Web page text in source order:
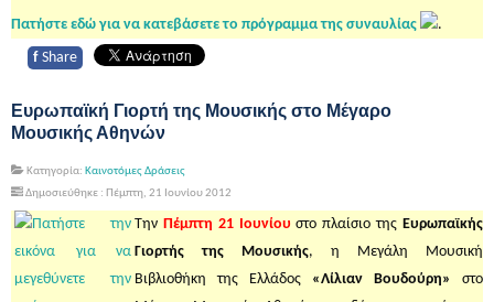
Πατήστε εδώ για να κατεβάσετε το πρόγραμμα της συναυλίας
.
f Share
Ευρωπαϊκή Γιορτή της Μουσικής στο Μέγαρο
Μουσικής Αθηνών
Κατηγορία: Καινοτόμες Δράσεις
Δημοσιεύθηκε : Πέμπτη, 21 Ιουνίου 2012
Την Πέμπτη 21 Ιουνίου στo πλαίσιο τηςΕυρωπαϊκής
Γιορτής της Μουσικής, η Μεγάλη Μουσική
Βιβλιοθήκη της Ελλάδος «Λίλιαν Βουδούρη»
στο